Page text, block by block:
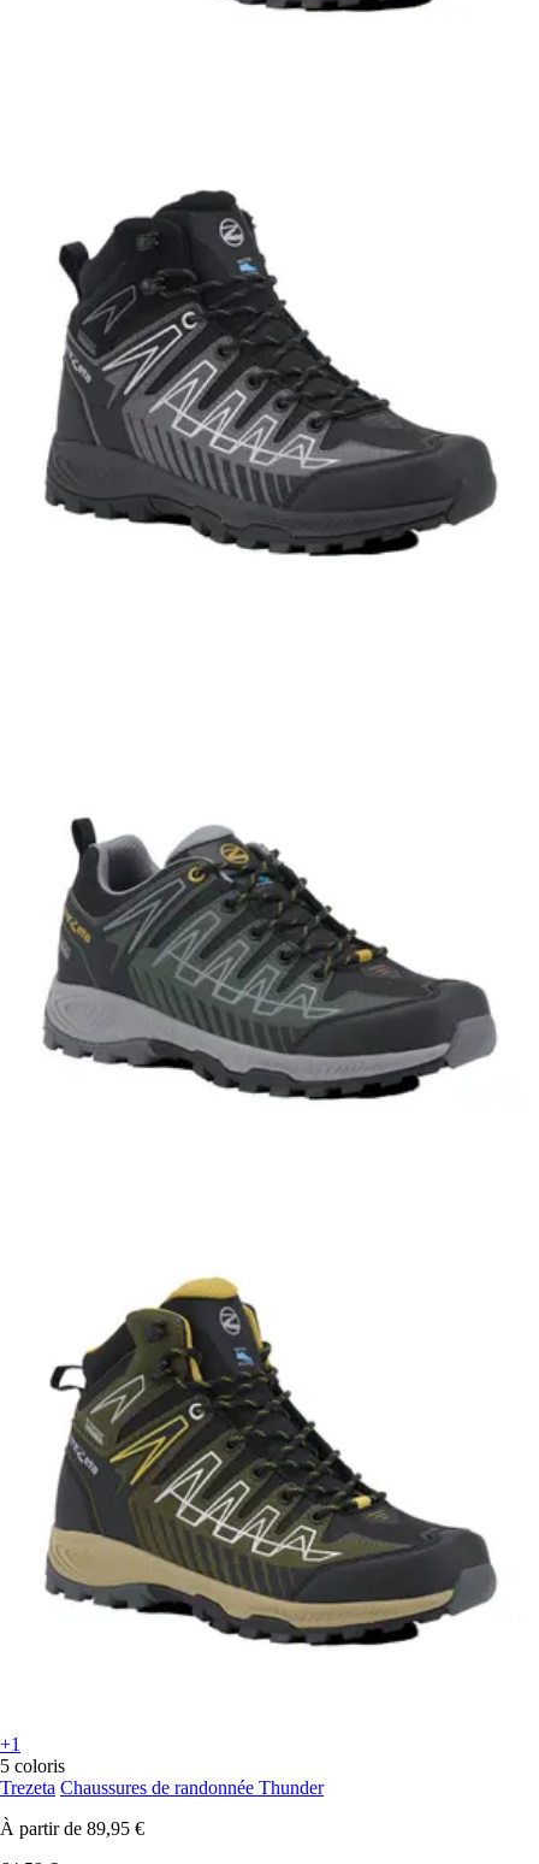
+1
5 coloris
Trezeta Chaussures de randonnée Thunder
À partir de 89,95 €